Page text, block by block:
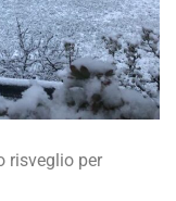
risveglio per